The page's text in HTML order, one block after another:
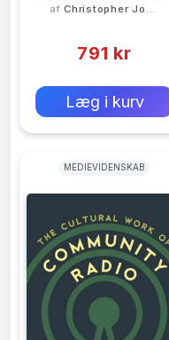
For Scientists And
afChristopher John
791 kr
Læg i kurv
MEDIEVIDENSKAB